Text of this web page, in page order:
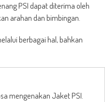
PSI dapat diterima oleh
arahan dan bimbingan.
berbagai hal, bahkan
mengenakan Jaket PSI.